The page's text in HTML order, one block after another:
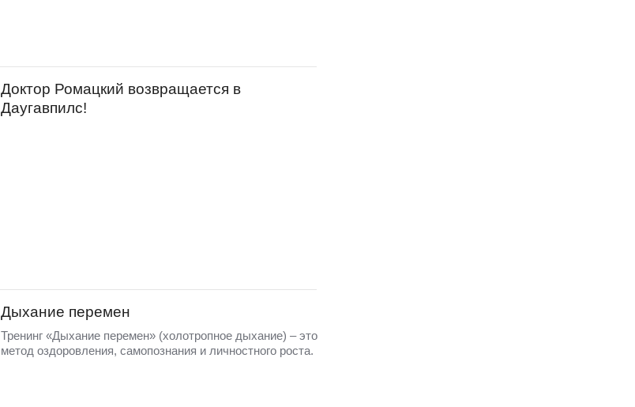
Доктор Ромацкий возвращается в
Даугавпилс!
Дыхание перемен
Тренинг «Дыхание перемен» (холотропное дыхание) – это
метод оздоровления, самопознания и личностного роста.